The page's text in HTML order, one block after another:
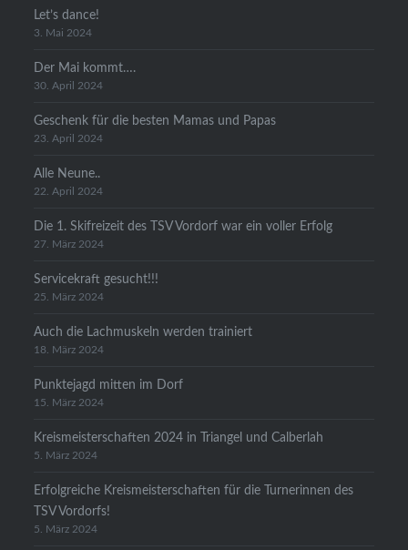
Let’s dance!
3. Mai 2024
Der Mai kommt….
30. April 2024
Geschenk für die besten Mamas und Papas
23. April 2024
Alle Neune..
22. April 2024
Die 1. Skifreizeit des TSV Vordorf war ein voller Erfolg
27. März 2024
Servicekraft gesucht!!!
25. März 2024
Auch die Lachmuskeln werden trainiert
18. März 2024
Punktejagd mitten im Dorf
15. März 2024
Kreismeisterschaften 2024 in Triangel und Calberlah
5. März 2024
Erfolgreiche Kreismeisterschaften für die Turnerinnen des
TSV Vordorfs!
5. März 2024